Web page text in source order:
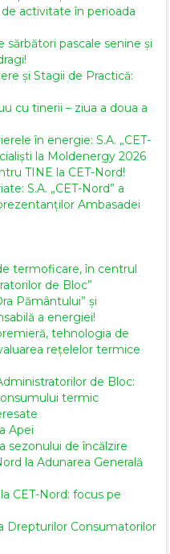
activitate în perioada
sărbători pascale senine și
și Stagii de Practică:
cu tinerii – ziua a doua a
în energie: S.A. „CET-
la Moldenergy 2026
TINE la CET-Nord!
S.A. „CET-Nord” a
Ambasadei
termoficare, în centrul
de Bloc”
Pământului” și
a energiei!
tehnologia de
rețelelor termice
de Bloc:
termic
Apei
sezonului de încălzire
la Adunarea Generală
CET-Nord: focus pe
Drepturilor Consumatorilor